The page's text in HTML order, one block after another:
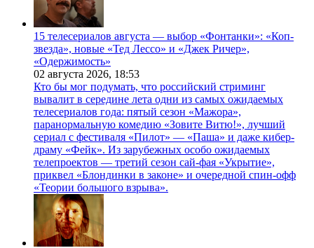
15 телесериалов августа — выбор «Фонтанки»: «Коп-
звезда», новые «Тед Лессо» и «Джек Ричер»,
«Одержимость»
02 августа 2026, 18:53
Кто бы мог подумать, что российский стриминг
вывалит в середине лета одни из самых ожидаемых
телесериалов года: пятый сезон «Мажора»,
паранормальную комедию «Зовите Витю!», лучший
сериал с фестиваля «Пилот» — «Паша» и даже кибер-
драму «Фейк». Из зарубежных особо ожидаемых
телепроектов — третий сезон сай-фая «Укрытие»,
приквел «Блондинки в законе» и очередной спин-офф
«Теории большого взрыва».